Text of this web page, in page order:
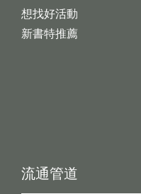
想找好活動
新書特推薦
流通管道